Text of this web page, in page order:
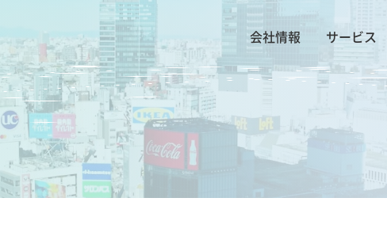
会社情報 サービス